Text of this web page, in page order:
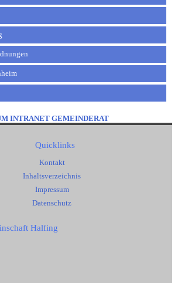
INTRANET GEMEINDERAT
Quicklinks
Kontakt
Inhaltsverzeichnis
Impressum
Datenschutz
Halfing